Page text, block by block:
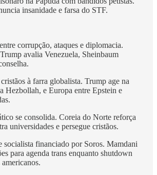
insanidade e farsa do STF.
corrupção, ataques e diplomacia.
avalia Venezuela, Sheinbaum
à farra globalista. Trump age na
Hezbollah, e Europa entre Epstein e
se consolida. Coreia do Norte reforça
universidades e persegue cristãos.
socialista financiado por Soros. Mamdani
para agenda trans enquanto shutdown